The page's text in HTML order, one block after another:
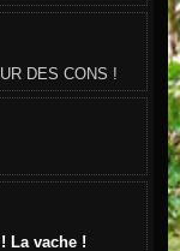
DES CONS !
La vache !